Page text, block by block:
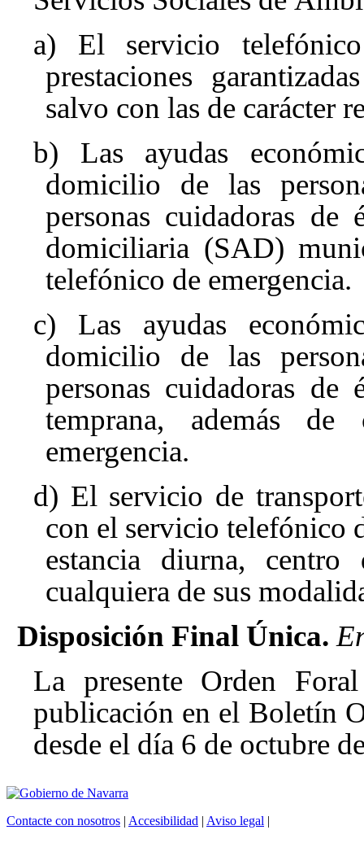
a) El servicio
prestaciones
salvo con las de carácter
b) Las ayudas
domicilio de las
personas cuidadoras
domiciliaria (SAD)
telefónico de emergencia.
c) Las ayudas
domicilio de las
personas cuidadoras
temprana, además
emergencia.
d) El servicio de
con el servicio telefónico
estancia diurna,
cualquiera de sus
Disposición Final Única.
La presente Orden
publicación en el Boletín
desde el día 6 de octubre
Contacte con nosotros | Accesibilidad | Aviso legal |